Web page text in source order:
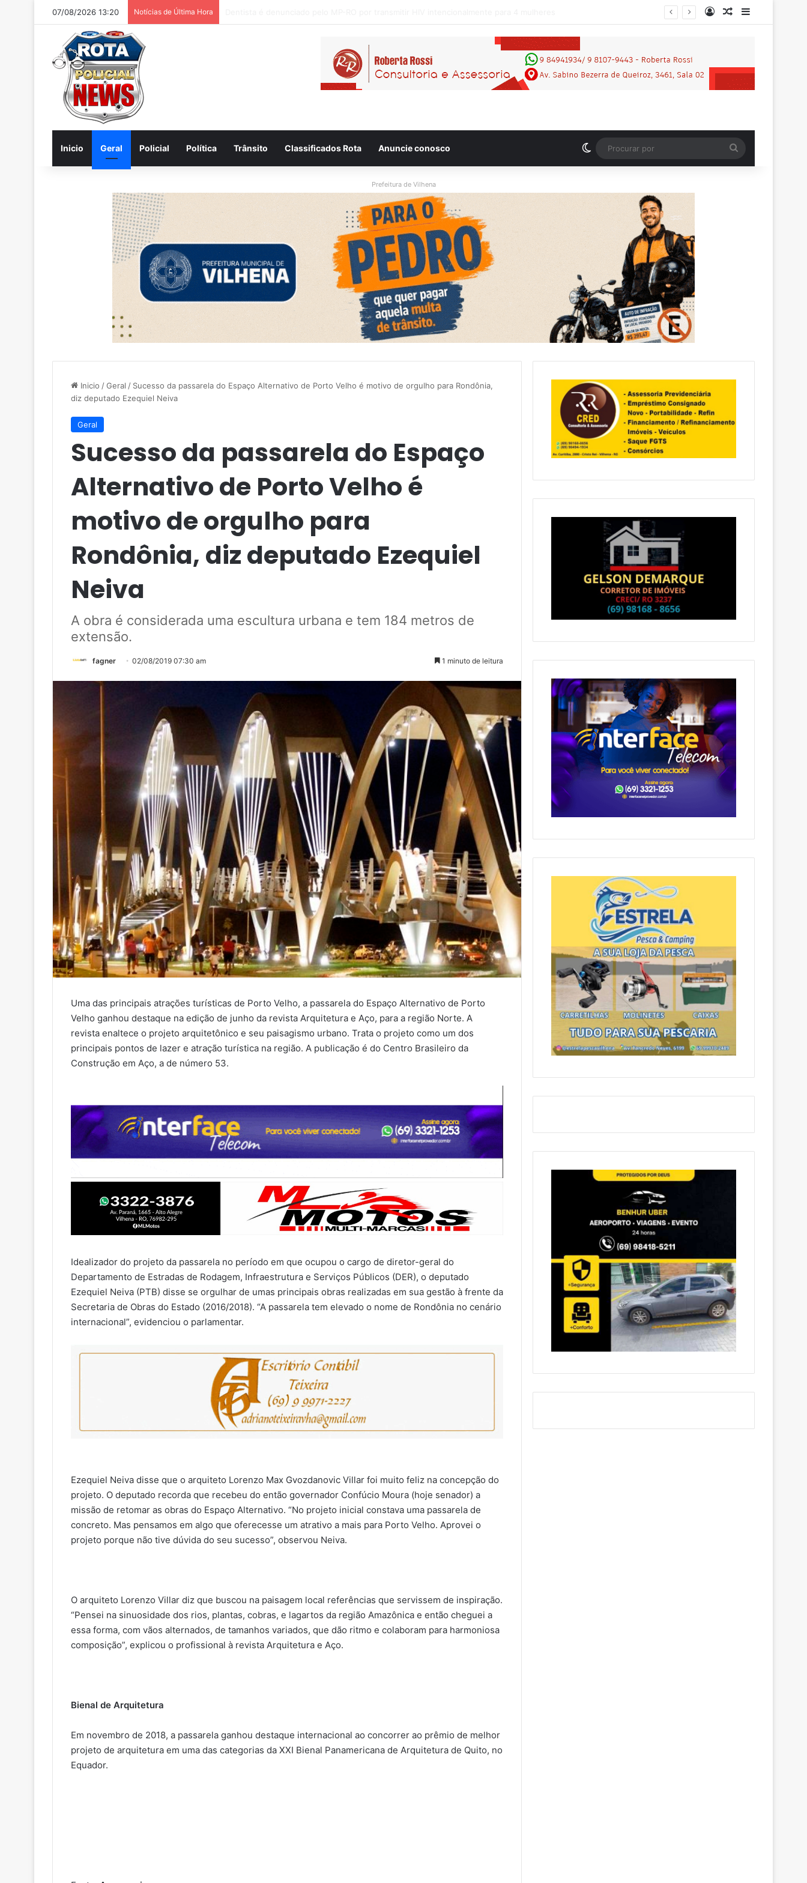
07/08/2026 13:20 Notícias de Última Hora EntrarArtigo aleatório
Inicio Geral Policial Política Trânsito Classificados Rota Anuncie conosco Switch skin
por
Prefeitura de Vilhena
Inicio /Geral / Sucesso da passarela do Espaço Alternativo de Porto Velho é motivo de orgulho para Rondônia,
diz deputado Ezequiel Neiva
Geral
Sucesso da passarela do Espaço
Alternativo de Porto Velho é
motivo de orgulho para
Rondônia, diz deputado Ezequiel
Neiva
A obra é considerada uma escultura urbana e tem 184 metros de
extensão.
fagner 02/08/2019 07:30 am 1 minuto de leitura
Uma das principais atrações turísticas de Porto Velho, a passarela do Espaço Alternativo de Porto
Velho ganhou destaque na edição de junho da revista Arquitetura e Aço, para a região Norte. A
revista enaltece o projeto arquitetônico e seu paisagismo urbano. Trata o projeto como um dos
principais pontos de lazer e atração turística na região. A publicação é do Centro Brasileiro da
Construção em Aço, a de número 53.
Idealizador do projeto da passarela no período em que ocupou o cargo de diretor-geral do
Departamento de Estradas de Rodagem, Infraestrutura e Serviços Públicos (DER), o deputado
Ezequiel Neiva (PTB) disse se orgulhar de umas principais obras realizadas em sua gestão à frente da
Secretaria de Obras do Estado (2016/2018). “A passarela tem elevado o nome de Rondônia no cenário
internacional”, evidenciou o parlamentar.
Ezequiel Neiva disse que o arquiteto Lorenzo Max Gvozdanovic Villar foi muito feliz na concepção do
projeto. O deputado recorda que recebeu do então governador Confúcio Moura (hoje senador) a
missão de retomar as obras do Espaço Alternativo. “No projeto inicial constava uma passarela de
concreto. Mas pensamos em algo que oferecesse um atrativo a mais para Porto Velho. Aprovei o
projeto porque não tive dúvida do seu sucesso”, observou Neiva.
O arquiteto Lorenzo Villar diz que buscou na paisagem local referências que servissem de inspiração.
“Pensei na sinuosidade dos rios, plantas, cobras, e lagartos da região Amazônica e então cheguei a
essa forma, com vãos alternados, de tamanhos variados, que dão ritmo e colaboram para harmoniosa
composição”, explicou o profissional à revista Arquitetura e Aço.
Bienal de Arquitetura
Em novembro de 2018, a passarela ganhou destaque internacional ao concorrer ao prêmio de melhor
projeto de arquitetura em uma das categorias da XXI Bienal Panamericana de Arquitetura de Quito, no
Equador.